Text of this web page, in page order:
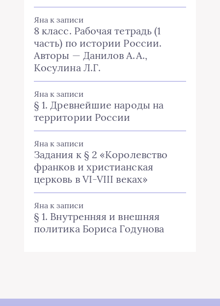
Яна к записи
8 класс. Рабочая тетрадь (1
часть) по истории России.
Авторы — Данилов А.А.,
Косулина Л.Г.
Яна к записи
§ 1. Древнейшие народы на
территории России
Яна к записи
Задания к § 2 «Королевство
франков и христианская
церковь в VI-VIII веках»
Яна к записи
§ 1. Внутренняя и внешняя
политика Бориса Годунова